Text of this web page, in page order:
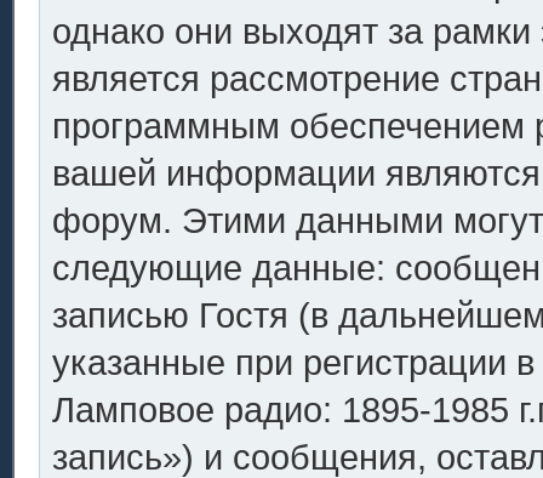
однако они выходят за рамки
является рассмотрение
программным обеспечением
вашей информации
форум. Этими данными
следующие данные:
записью Гостя (в
указанные при регистрации
Ламповое радио: 1895-1985
запись») и сообщения,